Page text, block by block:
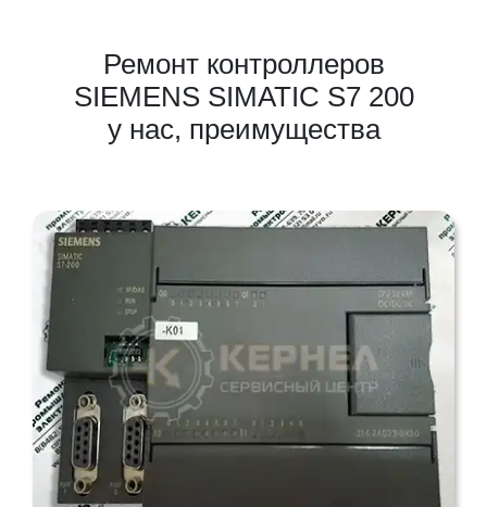
Ремонт контроллеров
SIEMENS SIMATIC S7 200
у нас, преимущества